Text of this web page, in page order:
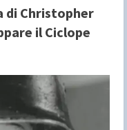
di Christopher
il Ciclope